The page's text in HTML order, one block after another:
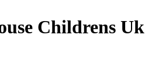
Childrens Uk